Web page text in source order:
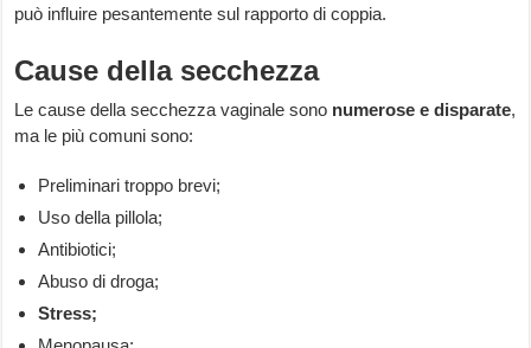
può influire pesantemente sul rapporto di coppia.
Cause della secchezza
Le cause della secchezza vaginale sono numerose e disparate,
ma le più comuni sono:
Preliminari troppo brevi;
Uso della pillola;
Antibiotici;
Abuso di droga;
Stress;